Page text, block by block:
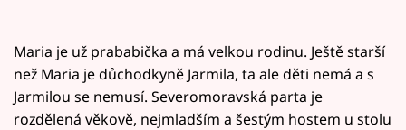
Maria je už prababička a má velkou rodinu. Ještě starší
než Maria je důchodkyně Jarmila, ta ale děti nemá a s
Jarmilou se nemusí. Severomoravská parta je
rozdělená věkově, nejmladším a šestým hostem u stolu